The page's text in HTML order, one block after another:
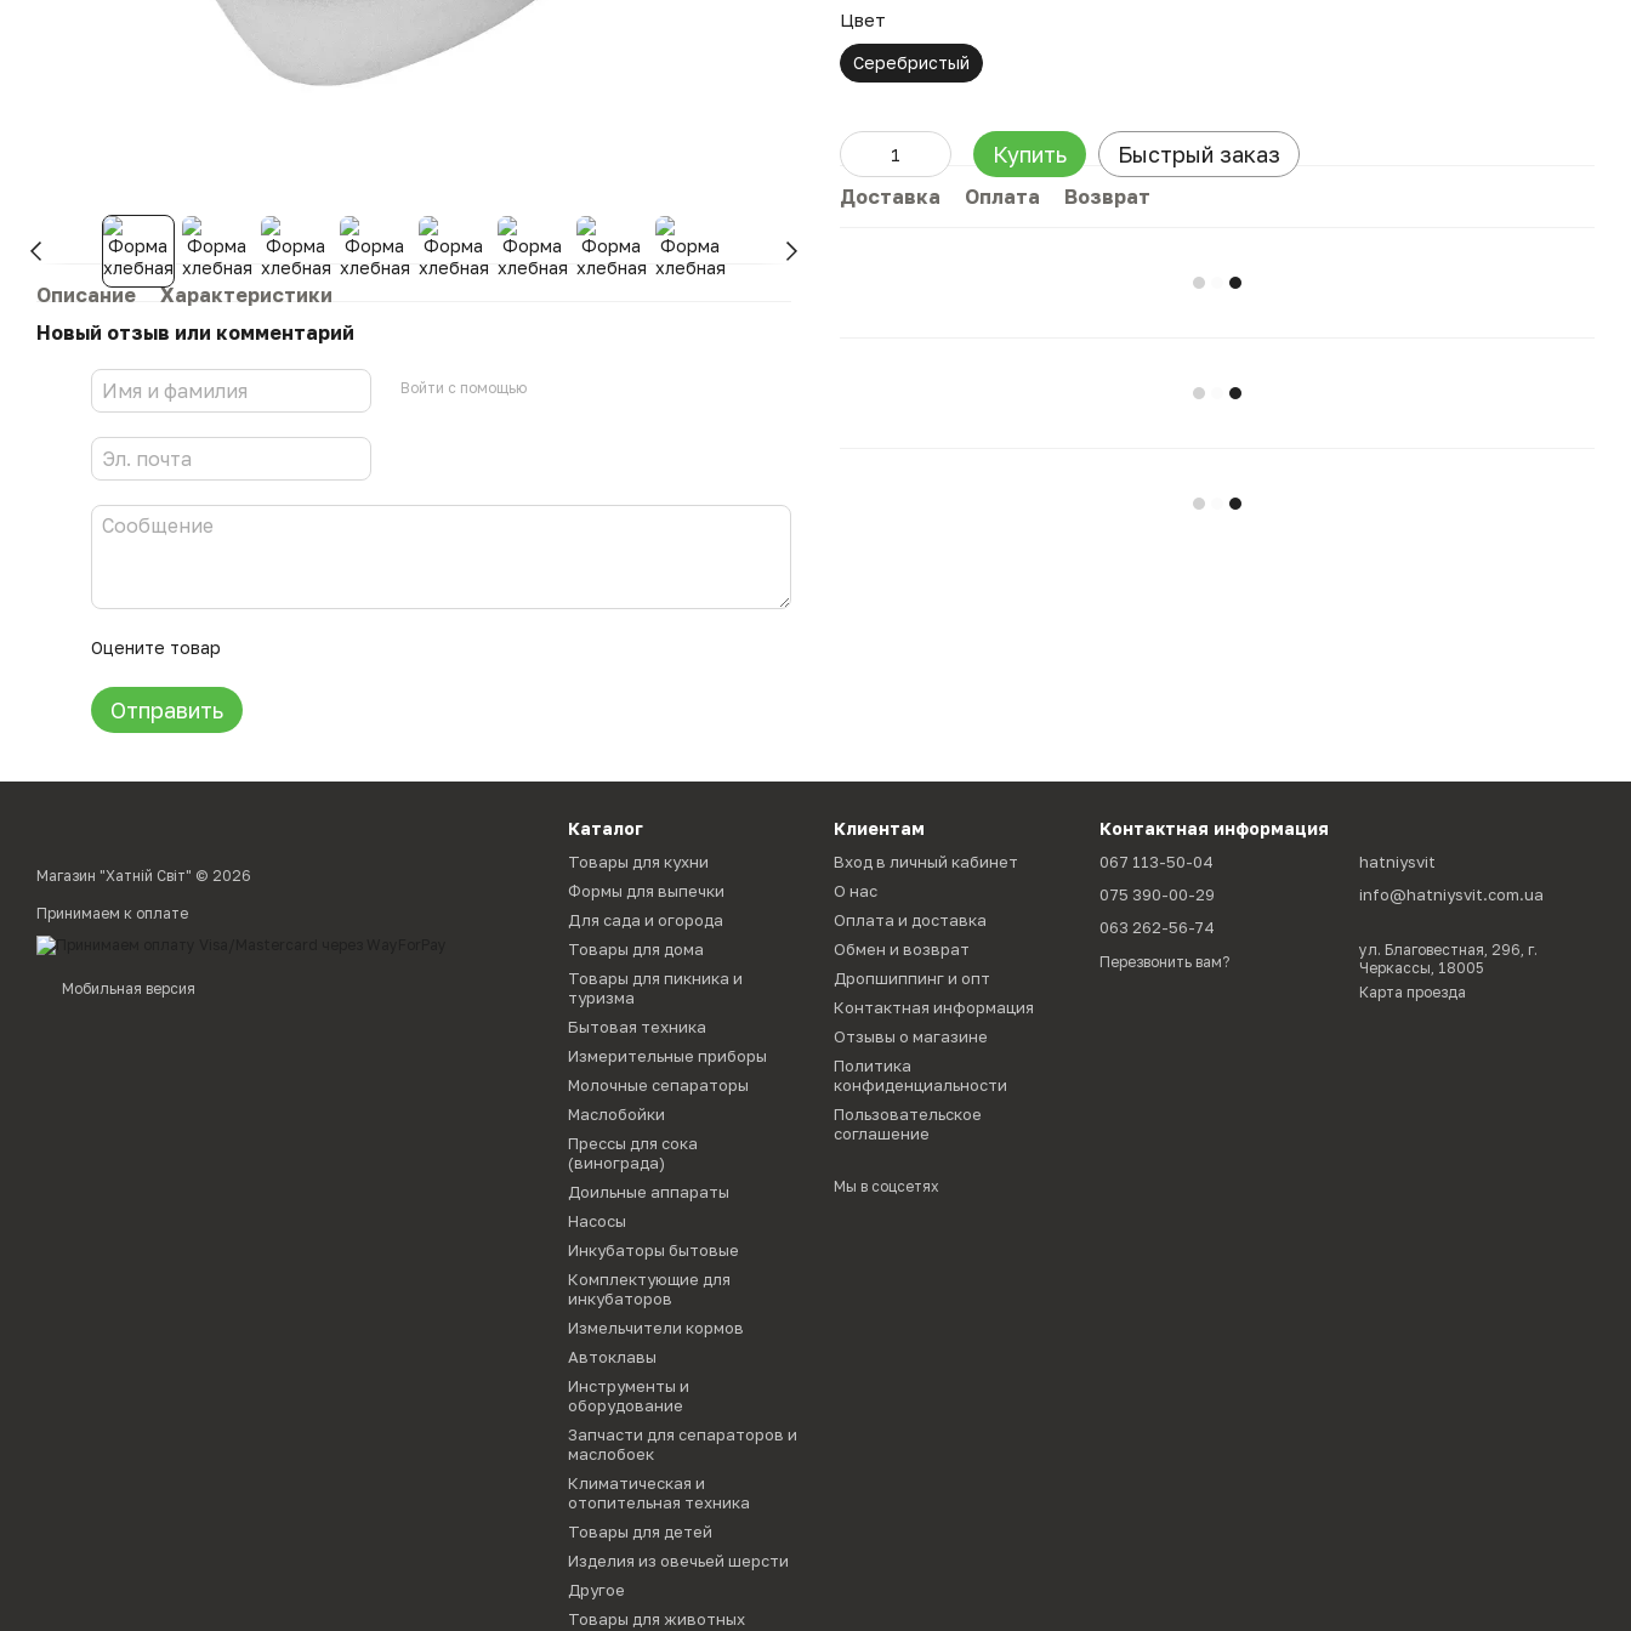
Описание
Характеристики
Новый отзыв или комментарий
Войти с помощью
Оцените товар
Отправить
Цвет
Серебристый
Купить Быстрый заказ
Доставка Оплата Возврат
Магазин "Хатній Світ" © 2026
Принимаем к оплате
Мобильная версия
Каталог
Товары для кухни
Формы для выпечки
Для сада и огорода
Товары для дома
Товары для пикника и
туризма
Бытовая техника
Измерительные приборы
Молочные сепараторы
Маслобойки
Прессы для сока
(винограда)
Доильные аппараты
Насосы
Инкубаторы бытовые
Комплектующие для
инкубаторов
Измельчители кормов
Автоклавы
Инструменты и
оборудование
Запчасти для сепараторов и
маслобоек
Климатическая и
отопительная техника
Товары для детей
Изделия из овечьей шерсти
Другое
Товары для животных
Клиентам
Вход в личный кабинет
О нас
Оплата и доставка
Обмен и возврат
Дропшиппинг и опт
Контактная информация
Отзывы о магазине
Политика
конфиденциальности
Пользовательское
соглашение
Мы в соцсетях
Контактная информация
067 113-50-04
075 390-00-29
063 262-56-74
Перезвонить вам?
hatniysvit
info@hatniysvit.com.ua
ул. Благовестная, 296, г.
Черкассы, 18005
Карта проезда